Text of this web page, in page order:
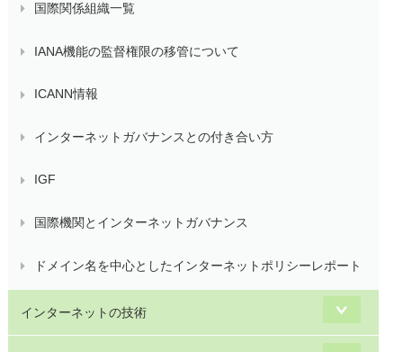
国際関係組織一覧
IANA機能の監督権限の移管について
ICANN情報
インターネットガバナンスとの付き合い方
IGF
国際機関とインターネットガバナンス
ドメイン名を中心としたインターネットポリシーレポート
インターネットの技術